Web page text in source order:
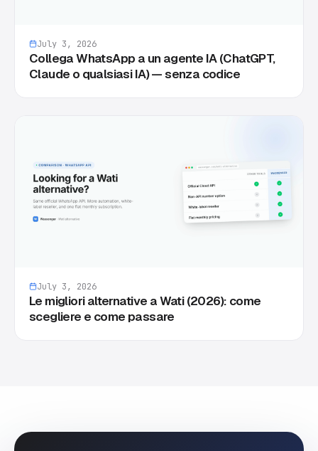
July 3, 2026
Collega WhatsApp a un agente IA (ChatGPT,
Claude o qualsiasi IA) — senza codice
July 3, 2026
Le migliori alternative a Wati (2026): come
scegliere e come passare